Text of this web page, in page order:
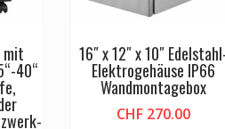
mit
40“
16″ x 12″ x 10″
Elektrogehäuse IP66
Wandmontagebox
CHF 270.00